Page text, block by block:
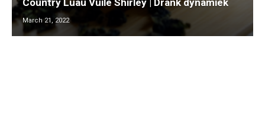
March 21, 2022